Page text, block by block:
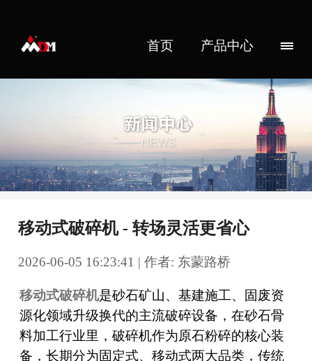
首页 产品中心
移动式破碎机 - 转场灵活更省心
2026-06-05 16:23:41 | 作者: 东蒙路桥
移动式破碎机是砂石矿山、基建施工、固废资
源化领域升级换代的主流破碎设备，在砂石骨
料加工行业里，破碎机作为原石粉碎的核心装
备，长期分为固定式、移动式两大品类，传统